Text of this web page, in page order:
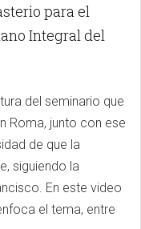
para el
Integral del
del seminario que
Roma, junto con ese
de que la
siguiendo la
En este video
el tema, entre